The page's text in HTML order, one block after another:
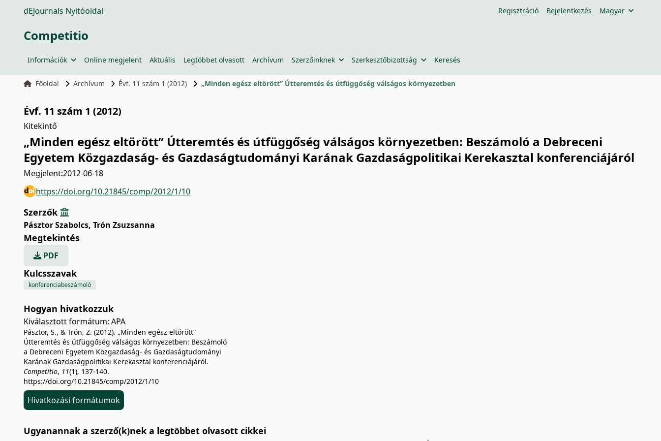
dEjournals Nyitóoldal Regisztráció Bejelentkezés Magyar
Competitio
Információk Online megjelent Aktuális Legtöbbet olvasott Archívum Szerzőinknek Szerkesztőbizottság Keresés
Főoldal Archívum Évf. 11 szám 1 (2012) „Minden egész eltörött” Útteremtés és útfüggőség válságos környezetben
Évf. 11 szám 1 (2012)
Kitekintő
„Minden egész eltörött” Útteremtés és útfüggőség válságos környezetben: Beszámoló a Debreceni
Egyetem Közgazdaság- és Gazdaságtudományi Karának Gazdaságpolitikai Kerekasztal konferenciájáról
Megjelent:2012-06-18
https://doi.org/10.21845/comp/2012/1/10
Szerzők
Pásztor Szabolcs, Trón Zsuzsanna
Megtekintés
PDF
Kulcsszavak
konferenciabeszámoló
Hogyan hivatkozzuk
Kiválasztott formátum: APA
Pásztor, S., & Trón, Z. (2012). „Minden egész eltörött”
Útteremtés és útfüggőség válságos környezetben: Beszámoló
a Debreceni Egyetem Közgazdaság- és Gazdaságtudományi
Karának Gazdaságpolitikai Kerekasztal konferenciájáról.
Competitio, 11(1), 137-140.
https://doi.org/10.21845/comp/2012/1/10
Hivatkozási formátumok
Ugyanannak a szerző(k)nek a legtöbbet olvasott cikkei